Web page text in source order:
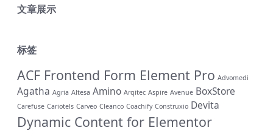
文章展示
标签
ACF Frontend Form Element Pro Advomedi
Agatha Agria Altesa Amino Arqitec Aspire Avenue BoxStore
Carefuse Cariotels Carveo Cleanco Coachify Construxio Devita
Dynamic Content for Elementor